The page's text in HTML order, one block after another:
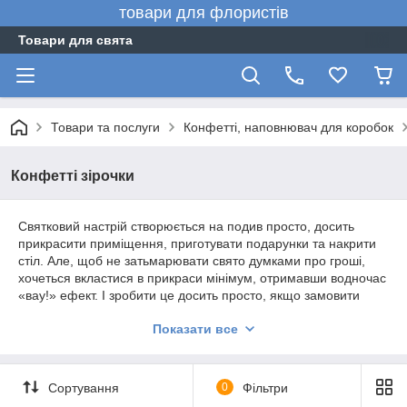
товари для флористів
Товари для свята
Товари та послуги Конфетті, наповнювач для коробок
Конфетті зірочки
Святковий настрій створюється на подив просто, досить
прикрасити приміщення, приготувати подарунки та накрити
стіл. Але, щоб не затьмарювати свято думками про гроші,
хочеться вкластися в прикраси мінімум, отримавши водночас
«вау!» ефект. І зробити це досить просто, якщо замовити
придбати абсолютно всі необхідні атрибути для грамотного
чому вони стануть яскравішими та запам'ятаються надовго.
До переліку всіляких дрібниць, які покликані створити
потрібний настрій, входять святкові конфеті.
Показати все
Сортування 0 Фільтри